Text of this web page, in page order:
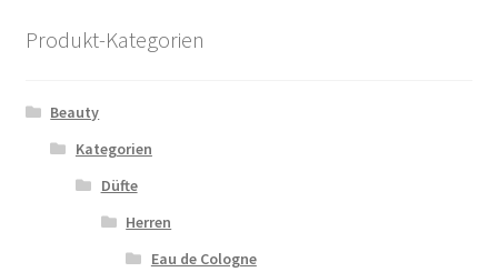
Produkt-Kategorien
Beauty
Kategorien
Düfte
Herren
Eau de Cologne